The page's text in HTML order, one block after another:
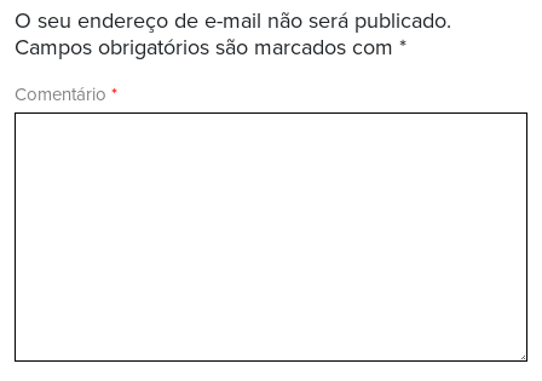
O seu endereço de e-mail não será publicado.
Campos obrigatórios são marcados com *
Comentário *